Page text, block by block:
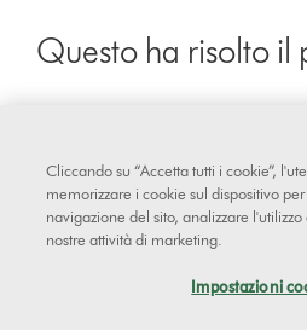
Questo ha risolto il
No
Cliccando su “Accetta tutti i cookie”,
memorizzare i cookie sul dispositivo
navigazione del sito, analizzare
nostre attività di marketing.
Impostazioni